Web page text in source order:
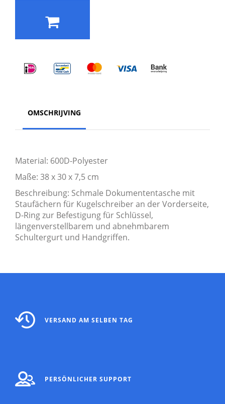
OMSCHRIJVING
Material: 600D-Polyester
Maße: 38 x 30 x 7,5 cm
Beschreibung: Schmale Dokumententasche mit
Staufächern für Kugelschreiber an der Vorderseite,
D-Ring zur Befestigung für Schlüssel,
längenverstellbarem und abnehmbarem
Schultergurt und Handgriffen.
VERSAND AM SELBEN TAG
PERSÖNLICHER SUPPORT